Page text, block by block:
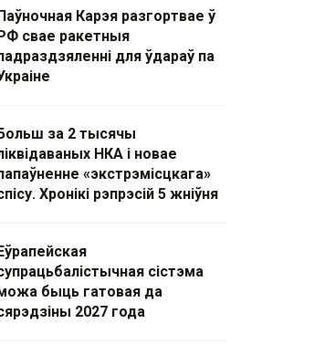
Карэя разгортвае ў
свае ракетныя
для ўдараў па
за 2 тысячы
НКА і новае
«экстрэмісцкага»
Хронікі рэпрэсій 5 жніўня
сістэма
быць гатовая да
2027 года